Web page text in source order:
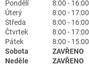
Pondělí
8:00 - 16:00
Úterý
8:00 - 17:00
Středa
8:00 - 16:00
Čtvrtek
8:00 - 17:00
Pátek
8:00 - 15:00
Sobota
ZAVŘENO
Neděle
ZAVŘENO